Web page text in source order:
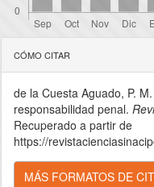
Detalles
del
artículo
CÓMO CITAR
de la Cuesta Aguado, P.
responsabilidad penal.
Recuperado a partir de
https://
MÁS FORMATOS DE